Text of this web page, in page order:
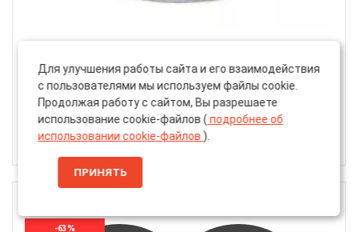
Шпатлёвка Универсальная «Otrix» Orange Uni Blue,
Полиэфирная, 1.8кг
1 080 ₽
920 ₽
-63%
Для улучшения работы сайта и его взаимодействия
с пользователями мы используем файлы cookie.
Продолжая работу с сайтом, Вы разрешаете
использование cookie-файлов ( подробнее об
использовании cookie-файлов ).
ПРИНЯТЬ